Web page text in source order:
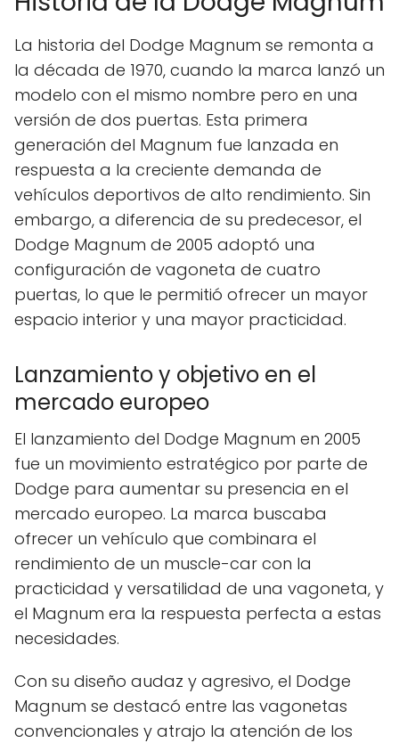
La historia del Dodge Magnum se remonta a
la década de 1970, cuando la marca lanzó un
modelo con el mismo nombre pero en una
versión de dos puertas. Esta primera
generación del Magnum fue lanzada en
respuesta a la creciente demanda de
vehículos deportivos de alto rendimiento. Sin
embargo, a diferencia de su predecesor, el
Dodge Magnum de 2005 adoptó una
configuración de vagoneta de cuatro
puertas, lo que le permitió ofrecer un mayor
espacio interior y una mayor practicidad.
Lanzamiento y objetivo en el
mercado europeo
El lanzamiento del Dodge Magnum en 2005
fue un movimiento estratégico por parte de
Dodge para aumentar su presencia en el
mercado europeo. La marca buscaba
ofrecer un vehículo que combinara el
rendimiento de un muscle-car con la
practicidad y versatilidad de una vagoneta, y
el Magnum era la respuesta perfecta a estas
necesidades.
Con su diseño audaz y agresivo, el Dodge
Magnum se destacó entre las vagonetas
convencionales y atrajo la atención de los